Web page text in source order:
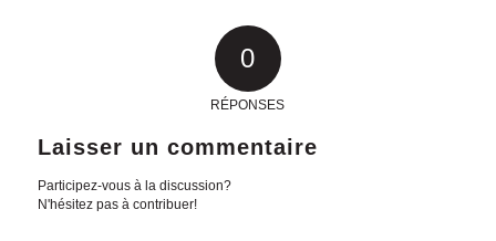
0
RÉPONSES
Laisser un commentaire
Participez-vous à la discussion?
N'hésitez pas à contribuer!